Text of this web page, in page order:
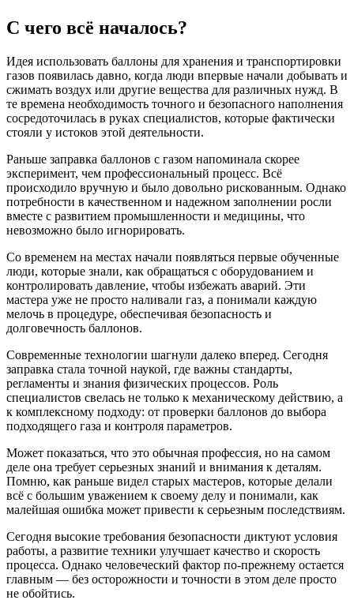
С чего всё началось?
Идея использовать баллоны для хранения и транспортировки
газов появилась давно, когда люди впервые начали добывать и
сжимать воздух или другие вещества для различных нужд. В
те времена необходимость точного и безопасного наполнения
сосредоточилась в руках специалистов, которые фактически
стояли у истоков этой деятельности.
Раньше заправка баллонов с газом напоминала скорее
эксперимент, чем профессиональный процесс. Всё
происходило вручную и было довольно рискованным. Однако
потребности в качественном и надежном заполнении росли
вместе с развитием промышленности и медицины, что
невозможно было игнорировать.
Со временем на местах начали появляться первые обученные
люди, которые знали, как обращаться с оборудованием и
контролировать давление, чтобы избежать аварий. Эти
мастера уже не просто наливали газ, а понимали каждую
мелочь в процедуре, обеспечивая безопасность и
долговечность баллонов.
Современные технологии шагнули далеко вперед. Сегодня
заправка стала точной наукой, где важны стандарты,
регламенты и знания физических процессов. Роль
специалистов свелась не только к механическому действию, а
к комплексному подходу: от проверки баллонов до выбора
подходящего газа и контроля параметров.
Может показаться, что это обычная профессия, но на самом
деле она требует серьезных знаний и внимания к деталям.
Помню, как раньше видел старых мастеров, которые делали
всё с большим уважением к своему делу и понимали, как
малейшая ошибка может привести к серьезным последствиям.
Сегодня высокие требования безопасности диктуют условия
работы, а развитие техники улучшает качество и скорость
процесса. Однако человеческий фактор по-прежнему остается
главным — без осторожности и точности в этом деле просто
не обойтись.